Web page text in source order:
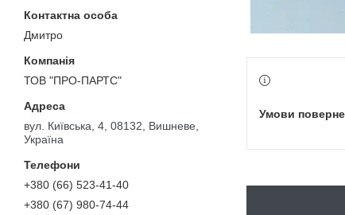
Дмитро
ТОВ "ПРО-ПАРТС"
вул. Київська, 4, 08132, Вишневе,
Україна
+380 (66) 523-41-40
+380 (67) 980-74-44